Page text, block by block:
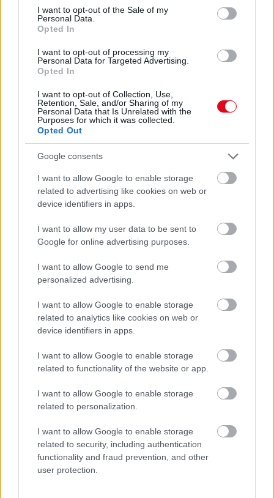
consent section.
I want to opt-out of the Sale of my
Personal Data.
Opted In
I want to opt-out of processing my
Personal Data for Targeted Advertising.
Opted In
I want to opt-out of Collection, Use,
Retention, Sale, and/or Sharing of my
Personal Data that Is Unrelated with the
Purposes for which it was collected.
Opted Out
Google consents
I want to allow Google to enable storage
related to advertising like cookies on web or
device identifiers in apps.
I want to allow my user data to be sent to
Google for online advertising purposes.
I want to allow Google to send me
personalized advertising.
I want to allow Google to enable storage
related to analytics like cookies on web or
device identifiers in apps.
I want to allow Google to enable storage
related to functionality of the website or app.
I want to allow Google to enable storage
related to personalization.
I want to allow Google to enable storage
related to security, including authentication
functionality and fraud prevention, and other
user protection.
Nem a vaj, a tejszín, a tejföl vagy épp a kefir: ezt keverd a
krumplipüréhez, és krémesebb lesz, mint valaha
Csak ezt a két dolgot tedd a konyhapultra, és a bogarak